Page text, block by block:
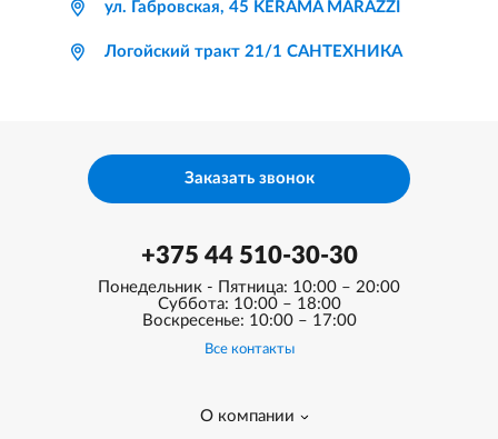
ул. Габровская, 45 KERAMA MARAZZI
Логойский тракт 21/1 САНТЕХНИКА
+375 44 510-30-30
Понедельник - Пятница: 10:00 – 20:00
Суббота: 10:00 – 18:00
Воскресенье: 10:00 – 17:00
Все контакты
О компании
Заказать звонок